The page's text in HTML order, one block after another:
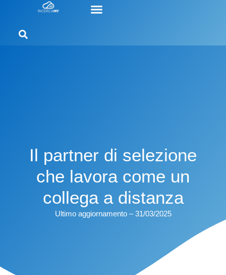
Il partner di selezione
che lavora come un
collega a distanza
Ultimo aggiornamento – 31/03/2025